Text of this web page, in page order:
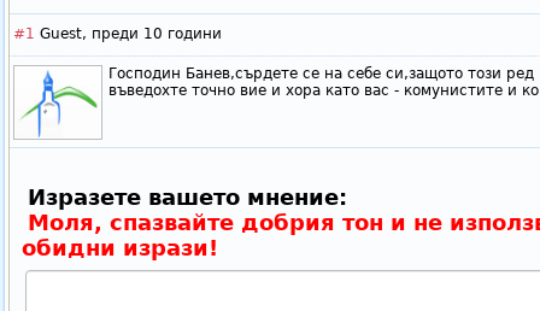
#1 Guest, преди 10 години
Господин Банев,сърдете се на себе си,защото този
въведохте точно вие и хора като вас - комунистите и
Изразете вашето мнение:
Моля, спазвайте добрия тон и не
обидни изрази!